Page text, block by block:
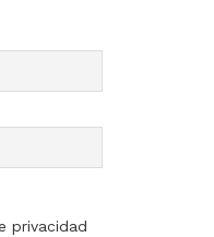
privacidad